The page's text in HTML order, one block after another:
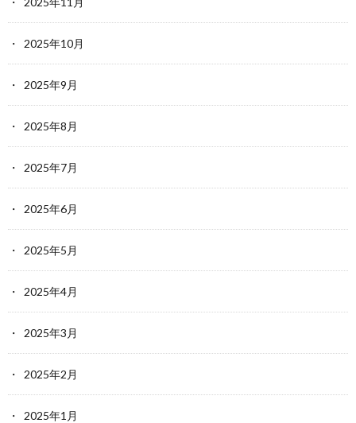
2025年10月
2025年9月
2025年8月
2025年7月
2025年6月
2025年5月
2025年4月
2025年3月
2025年2月
2025年1月